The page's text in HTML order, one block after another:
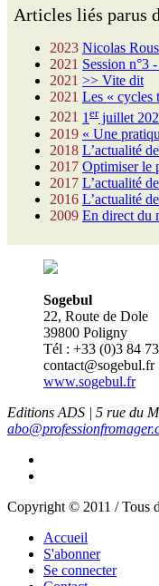
Articles liés parus
2023 Nicolas
2021 Session n°3
2021 >> Vite dit
2021 Les « cycles
2021 1 erjuillet
2019 « Une
2018 L’actualité
2017 Optimiser le
2017 L’actualité
2016 L’actualité
2009 En direct du
Sogebul
22, Route de Dole
39800 Poligny
Tél : +33 (0)3 84
contact@sogebul.fr
www.sogebul.fr
Editions ADS | 5 rue du
Copyright © 2011 / Tous
Accueil
S'abonner
Se connecter